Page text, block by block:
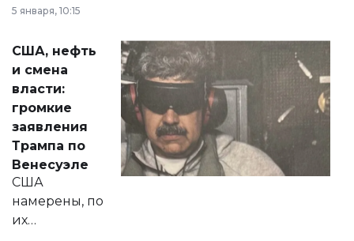
сразу несколько
актуальных тем —
от слухов о
политических
реформах до
вопросов армии,
экономики и
личного здоровья.
5 января, 10:15
США, нефть
и смена
власти:
громкие
заявления
Трампа по
Венесуэле
США
намерены, по
их